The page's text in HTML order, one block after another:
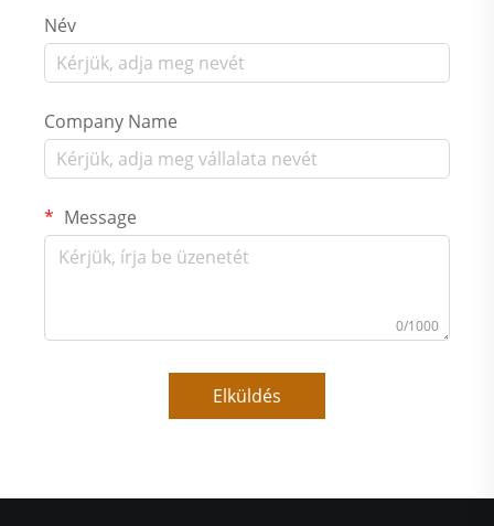
Név
Company Name
Message
0/1000
Elküldés